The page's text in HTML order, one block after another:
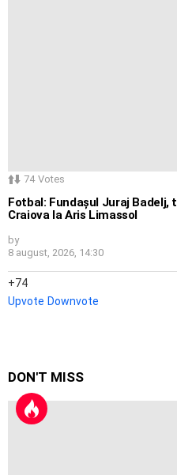
74 Votes
Fotbal: Fundașul Juraj
Craiova la Aris Limassol
by
8 august, 2026, 14:30
74
Upvote Downvote
DON'T MISS